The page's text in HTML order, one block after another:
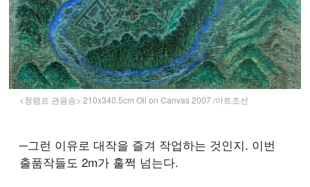
<청렴표 관음송> 210x340.5cm Oil on Canvas 2007 /아트조선
─그런 이유로 대작을 즐겨 작업하는 것인지. 이번
출품작들도 2m가 훌쩍 넘는다.